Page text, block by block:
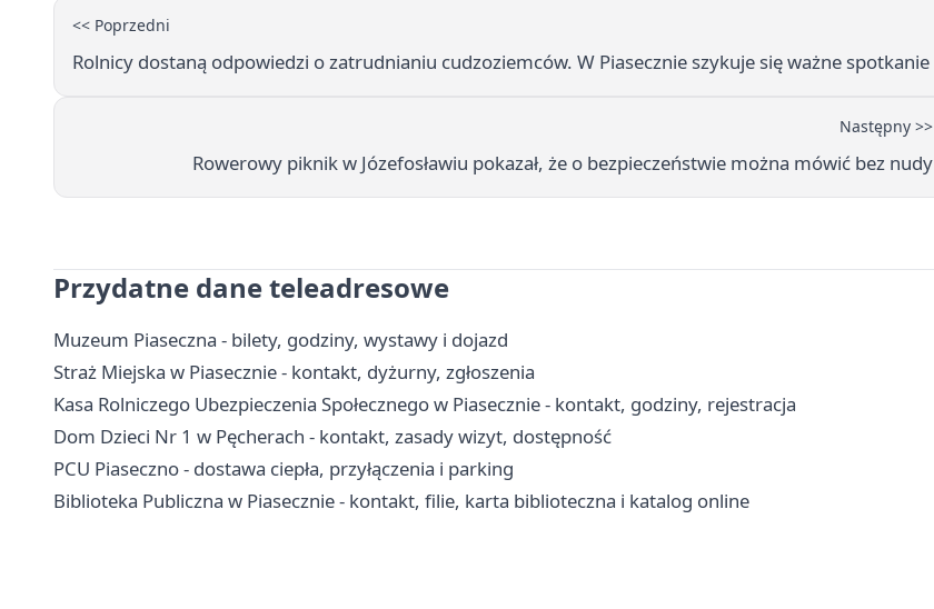
<< Poprzedni
Rolnicy dostaną odpowiedzi o zatrudnianiu cudzoziemców. W Piasecznie szykuje się ważne spotkanie
Następny >>
Rowerowy piknik w Józefosławiu pokazał, że o bezpieczeństwie można mówić bez nudy
Przydatne dane teleadresowe
Muzeum Piaseczna - bilety, godziny, wystawy i dojazd
Straż Miejska w Piasecznie - kontakt, dyżurny, zgłoszenia
Kasa Rolniczego Ubezpieczenia Społecznego w Piasecznie - kontakt, godziny, rejestracja
Dom Dzieci Nr 1 w Pęcherach - kontakt, zasady wizyt, dostępność
PCU Piaseczno - dostawa ciepła, przyłączenia i parking
Biblioteka Publiczna w Piasecznie - kontakt, filie, karta biblioteczna i katalog online